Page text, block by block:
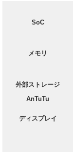
SoC
メモリ
外部ストレージ
AnTuTu
ディスプレイ